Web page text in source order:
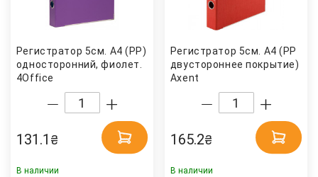
Регистратор 5см. А4 (PP)
односторонний, фиолет.
4Office
131.1 ₴
В наличии
Регистратор 5см. А4 (PP
двустороннее покрытие)
Axent
165.2₴
В наличии